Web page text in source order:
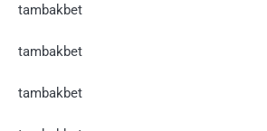
tambakbet
tambakbet
tambakbet